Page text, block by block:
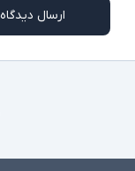
ارسال دیدگاه